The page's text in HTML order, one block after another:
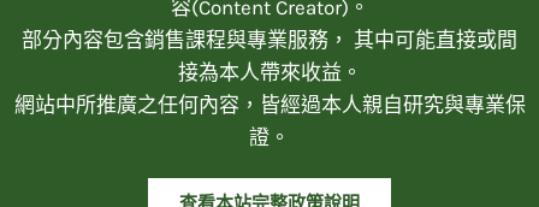
容(Content Creator)。
部分內容包含銷售課程與專業服務， 其中可能直接或間
接為本人帶來收益。
網站中所推廣之任何內容，皆經過本人親自研究與專業保
證。